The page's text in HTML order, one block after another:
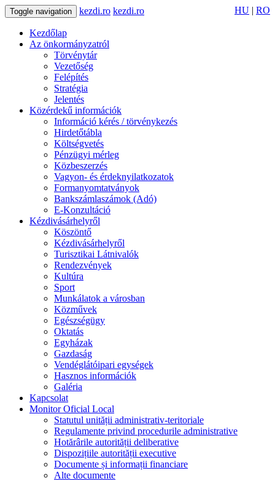
HU | RO
Toggle navigation kezdi.ro kezdi.ro
Kezdőlap
Az önkormányzatról
Törvénytár
Vezetőség
Felépítés
Stratégia
Jelentés
Közérdekű információk
Információ kérés / törvénykezés
Hirdetőtábla
Költségvetés
Pénzügyi mérleg
Közbeszerzés
Vagyon- és érdeknyilatkozatok
Formanyomtatványok
Bankszámlaszámok (Adó)
E-Konzultáció
Kézdivásárhelyről
Köszöntő
Kézdivásárhelyről
Turisztikai Látnivalók
Rendezvények
Kultúra
Sport
Munkálatok a városban
Közművek
Egészségügy
Oktatás
Egyházak
Gazdaság
Vendéglátóipari egységek
Hasznos információk
Galéria
Kapcsolat
Monitor Oficial Local
Statutul unității administrativ-teritoriale
Regulamente privind procedurile administrative
Hotărârile autorității deliberative
Dispozițiile autorității executive
Documente și informații financiare
Alte documente